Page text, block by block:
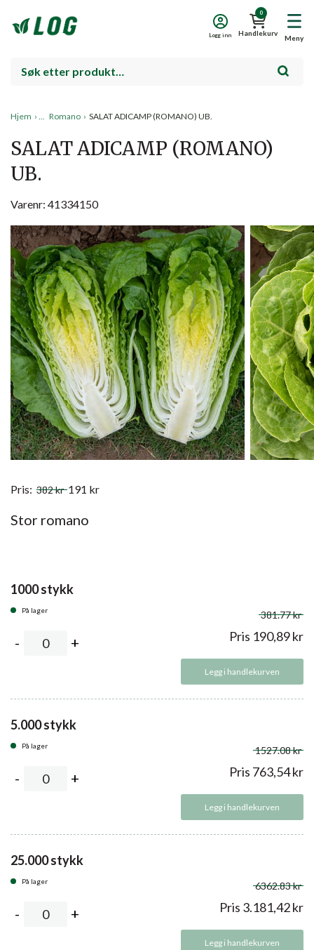
Meny
0
Handlekurv
Logg inn
Hjem › Romano › SALAT ADICAMP (ROMANO) UB.
SALAT ADICAMP (ROMANO)
UB.
Varenr: 41334150
Salg!
Pris: 382kr 191 kr
Stor romano
1000 stykk
På lager 381.77 kr
Pris 190,89kr
Legg i handlekurven
5.000 stykk
På lager 1527.08 kr
Pris 763,54kr
Legg i handlekurven
25.000 stykk
På lager 6362.83 kr
Pris 3.181,42kr
Legg i handlekurven